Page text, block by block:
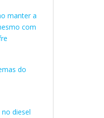
manter a
com
do
diesel